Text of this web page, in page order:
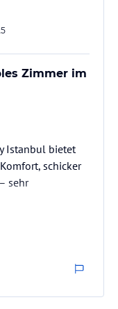
Zimmer im
Istanbul bietet
schicker
sehr